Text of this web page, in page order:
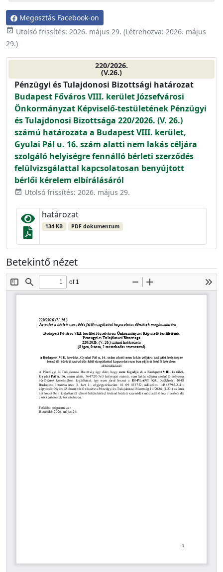
Megosztás Facebook-on
event_available Utolsó frissítés: 2026. május 29. (Létrehozva: 2026. május
29.)
220/2026.
(V.26.)
Pénzügyi és Tulajdonosi Bizottsági határozat
Budapest Főváros VIII. kerület Józsefvárosi
Önkormányzat Képviselő-testületének Pénzügyi
és Tulajdonosi Bizottsága 220/2026. (V. 26.)
számú határozata a Budapest VIII. kerület,
Gyulai Pál u. 16. szám alatti nem lakás céljára
szolgáló helyiségre fennálló bérleti szerződés
felülvizsgálattal kapcsolatosan benyújtott
bérlői kérelem elbírálásáról
event_available Utolsó frissítés: 2026. május 29.
határozat
134 KB PDF dokumentum
Betekintő nézet